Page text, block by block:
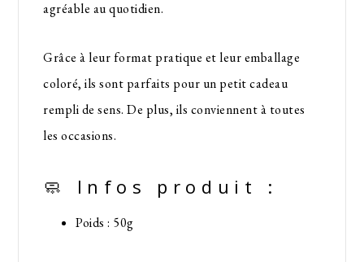
agréable au quotidien.
Grâce à leur format pratique et leur emballage
coloré, ils sont parfaits pour un petit cadeau
rempli de sens. De plus, ils conviennent à toutes
les occasions.
🧼 Infos produit :
Poids : 50g